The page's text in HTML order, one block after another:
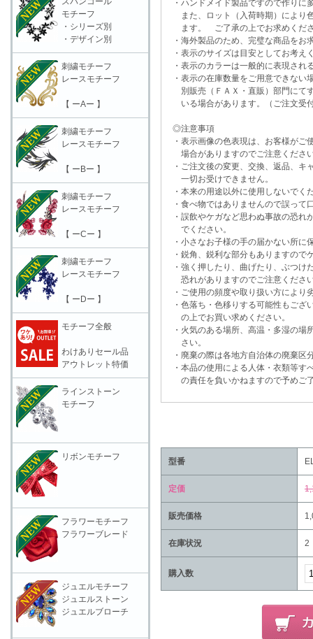
・ハンドメイド製品ですので作りに
また、ロット（入荷時期）により
ます。 ご了承の上でお求めくだ
・海外製品のため、完璧な商品をお
・表示のサイズは目安としてお考え
・表示のカラーは一般的に表現され
・表示の在庫数量をご用意できな
別販売（ＦＡＸ・直販）部門にて
いる場合があります。（ご注文受
◎注意事項
・表示画像の色表現は、お客様がご
場合がありますのでご注意くださ
・ご注文後の変更、交換、返品、キ
一切お受けできません。
・本来の用途以外に使用しないでく
・食べ物ではありませんので誤って
・誤飲やケガなど思わぬ事故の恐れ
でください。
・小さなお子様の手の届かない所に
・鋭角、鋭利な部分もありますので
・強く押したり、曲げたり、ぶつけ
恐れがありますのでご注意くださ
・ご使用の頻度や取り扱い方により
・色落ち・色移りする可能性もござ
の上でお買い求めください。
・火気のある場所、高温・多湿の場
さい。
・廃棄の際は各地方自治体の廃棄区
・本品の使用による人体・衣類等す
の責任を負いかねますので予めご
型番
定価
販売価格
在庫状況 2
購入数
モチーフ
・シリーズ別
・デザイン別
刺繍モチーフ
レースモチーフ
【 ーAー 】
刺繍モチーフ
レースモチーフ
【 ーBー 】
刺繍モチーフ
レースモチーフ
【 ーCー 】
刺繍モチーフ
レースモチーフ
【 ーDー 】
モチーフ全般
わけありセール品
アウトレット特価
ラインストーン
モチーフ
リボンモチーフ
フラワーモチーフ
フラワーブレード
ジュエルモチーフ
ジュエルストーン
ジュエルブローチ